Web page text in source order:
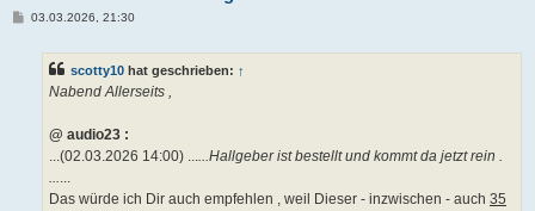
B03.03.2026, 21:30
scotty10 hat geschrieben: ↑
Nabend Allerseits ,
@ audio23 :
...(02.03.2026 14:00) ......Hallgeber ist bestellt und kommt da jetzt rein .
......
Das würde ich Dir auch empfehlen , weil Dieser - inzwischen - auch 35